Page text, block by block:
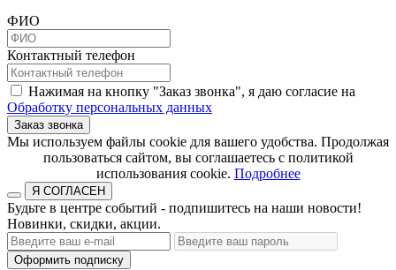
ФИО
Контактный телефон
Нажимая на кнопку "Заказ звонка", я даю согласие на
Обработку персональных данных
Заказ звонка
​​​​​​​Мы используем файлы cookie для вашего удобства. Продолжая
пользоваться сайтом, вы соглашаетесь с политикой
использования cookie.​​​​​​​ Подробнее
Я СОГЛАСЕН
Будьте в центре событий - подпишитесь на наши новости!
Новинки, скидки, акции.
Оформить подписку